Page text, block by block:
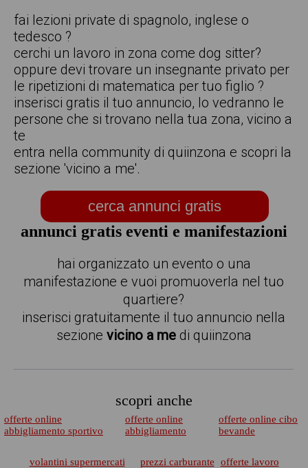
fai lezioni private di spagnolo, inglese o
tedesco ?
cerchi un lavoro in zona come dog sitter?
oppure devi trovare un insegnante privato per
le ripetizioni di matematica per tuo figlio ?
inserisci gratis il tuo annuncio, lo vedranno le
persone che si trovano nella tua zona, vicino a
te
entra nella community di quiinzona e scopri la
sezione 'vicino a me'.
cerca annunci gratis
annunci gratis eventi e manifestazioni
hai organizzato un evento o una
manifestazione e vuoi promuoverla nel tuo
quartiere?
inserisci gratuitamente il tuo annuncio nella
sezione vicino a medi quiinzona
scopri anche
offerte online
abbigliamento sportivo
offerte online
abbigliamento
offerte online cibo
bevande
volantini supermercati prezzi carburante
offerte lavoro